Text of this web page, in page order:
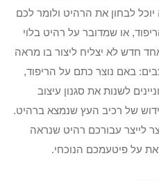
לבחון את הרהיט ולומר לכם
או שמדובר על רהיט בלוי
חדש לא יצליח ליצור בו מראה
באם נוצר כתם על הריפוד,
לשנות את סגנון עיצוב
של רכיב העץ שנמצא ברהיט.
לייצר עבורכם רהיט שנראה
על פיטעמכם הנוכחי.